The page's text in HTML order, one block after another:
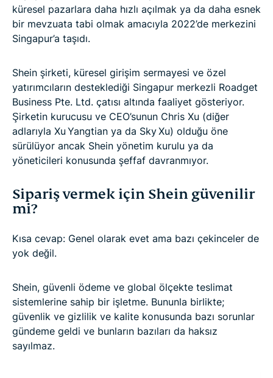
küresel pazarlara daha hızlı açılmak ya da daha esnek
bir mevzuata tabi olmak amacıyla 2022’de merkezini
Singapur’a taşıdı.
Shein şirketi, küresel girişim sermayesi ve özel
yatırımcıların desteklediği Singapur merkezli Roadget
Business Pte. Ltd. çatısı altında faaliyet gösteriyor.
Şirketin kurucusu ve CEO’sunun Chris Xu (diğer
adlarıyla Xu Yangtian ya da Sky Xu) olduğu öne
sürülüyor ancak Shein yönetim kurulu ya da
yöneticileri konusunda şeffaf davranmıyor.
Sipariş vermek için Shein güvenilir
mi?
Kısa cevap: Genel olarak evet ama bazı çekinceler de
yok değil.
Shein, güvenli ödeme ve global ölçekte teslimat
sistemlerine sahip bir işletme. Bununla birlikte;
güvenlik ve gizlilik ve kalite konusunda bazı sorunlar
gündeme geldi ve bunların bazıları da haksız
sayılmaz.